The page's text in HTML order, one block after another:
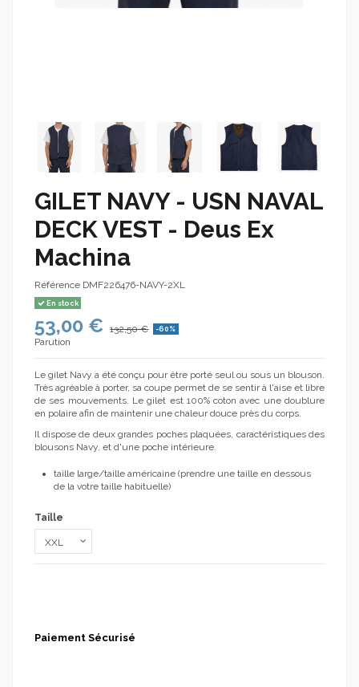
GILET NAVY - USN NAVAL
DECK VEST - Deus Ex
Machina
Référence DMF226476-NAVY-2XL
En stock
53,00 € 132,50 € -60%
Parution
Le gilet Navy a été conçu pour être porté seul ou sous un blouson.
Très agréable à porter, sa coupe permet de se sentir à l'aise et libre
de ses mouvements. Le gilet est 100% coton avec une doublure
en polaire afin de maintenir une chaleur douce près du corps.
Il dispose de deux grandes poches plaquées, caractéristiques des
blousons Navy, et d'une poche intérieure.
taille large/taille américaine (prendre une taille en dessous
de la votre taille habituelle)
Taille
Paiement Sécurisé